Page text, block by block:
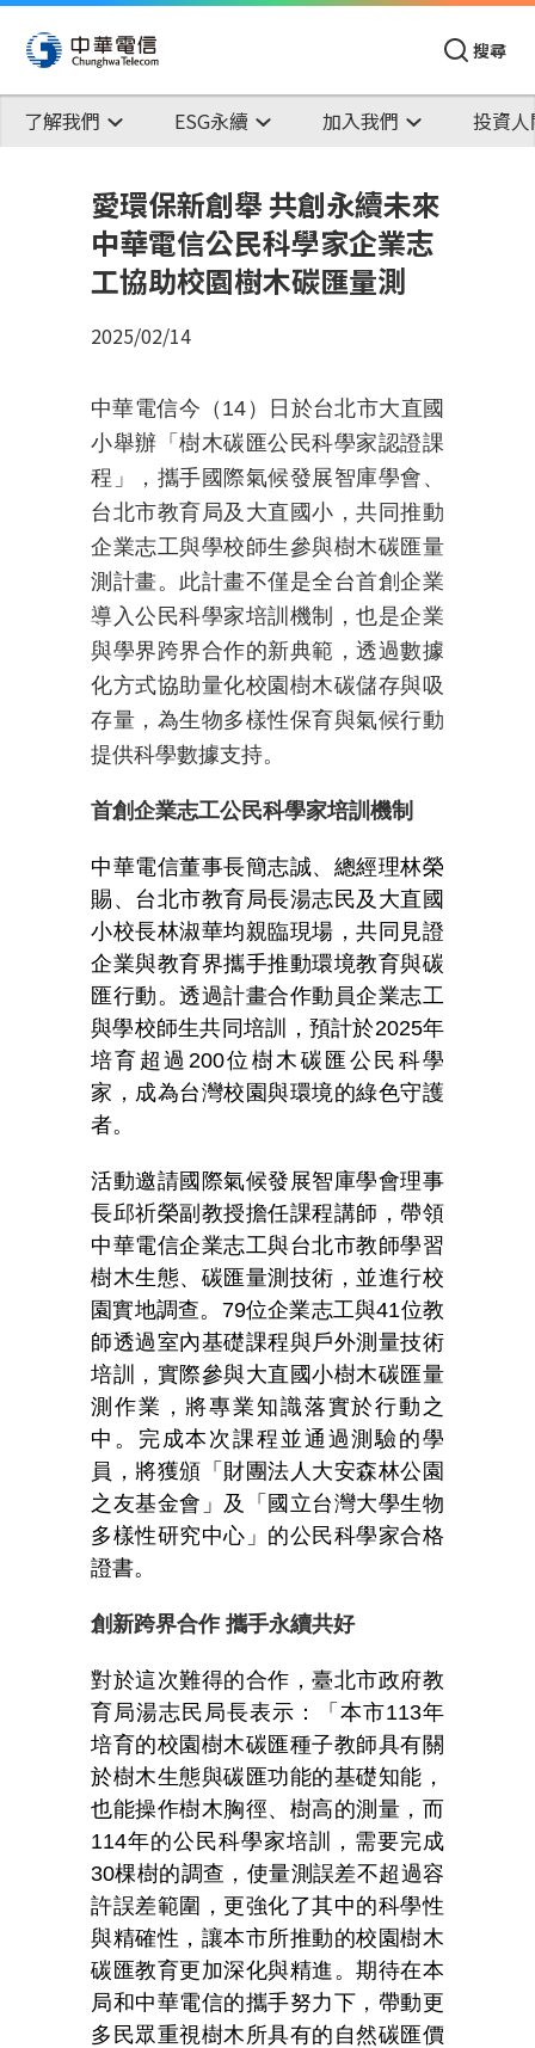
搜尋
了解我們 ESG永續 加入我們 投資
愛環保新創舉 共創永續未來
中華電信公民科學家企業志
工協助校園樹木碳匯量測
2025/02/14
中華電信今（ 14）日於台北市大直國
小舉辦「樹木碳匯公民科學家認證課
程」，攜手國際氣候發展智庫學會、
台北市教育局及大直國小，共同推動
企業志工與學校師生參與樹木碳匯量
測計畫。此計畫不僅是全台首創企業
導入公民科學家培訓機制，也是企業
與學界跨界合作的新典範，透過數據
化方式協助量化校園樹木碳儲存與吸
存量，為生物多樣性保育與氣候行動
提供科學數據支持。
首創企業志工公民科學家培訓機制
中華電信董事長簡志誠、總經理林榮
賜、台北市教育局長湯志民及大直國
小校長林淑華均親臨現場，共同見證
企業與教育界攜手推動環境教育與碳
匯行動。透過計畫合作動員企業志工
與學校師生共同培訓，預計於2025年
培育超過200位樹木碳匯公民科學
家，成為台灣校園與環境的綠色守護
者。
活動邀請國際氣候發展智庫學會理事
長邱祈榮副教授擔任課程講師，帶領
中華電信企業志工與台北市教師學習
樹木生態、碳匯量測技術，並進行校
園實地調查。79位企業志工與41位教
師透過室內基礎課程與戶外測量技術
培訓，實際參與大直國小樹木碳匯量
測作業，將專業知識落實於行動之
中。完成本次課程並通過測驗的學
員，將獲頒「財團法人大安森林公園
之友基金會」及「國立台灣大學生物
多樣性研究中心」的公民科學家合格
證書。
創新跨界合作 攜手永續共好
對於這次難得的合作，臺北市政府教
育局湯志民局長表示：「本市113年
培育的校園樹木碳匯種子教師具有關
於樹木生態與碳匯功能的基礎知能，
也能操作樹木胸徑、樹高的測量，而
114年的公民科學家培訓，需要完成
30棵樹的調查，使量測誤差不超過容
許誤差範圍，更強化了其中的科學性
與精確性，讓本市所推動的校園樹木
碳匯教育更加深化與精進。期待在本
局和中華電信的攜手努力下，帶動更
多民眾重視樹木所具有的自然碳匯價